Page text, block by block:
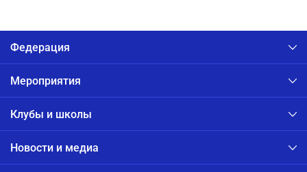
Федерация
Мероприятия
Клубы и школы
Новости и медиа